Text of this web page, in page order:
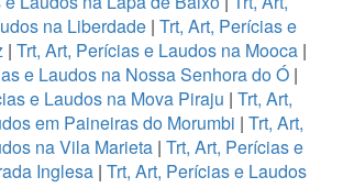
na Liberdade | Trt, Art, Perícias e
| Trt, Art, Perícias e Laudos na Mooca|
e Laudos na Nossa Senhora do Ó|
e Laudos na Mova Piraju | Trt, Art,
em Paineiras do Morumbi | Trt, Art,
na Vila Marieta | Trt, Art, Perícias e
Inglesa | Trt, Art, Perícias e Laudos